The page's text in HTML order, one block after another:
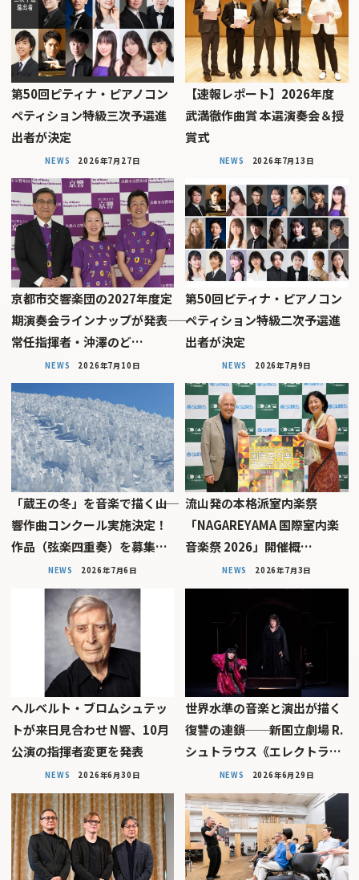
第50回ピティナ・ピアノコン
ペティション特級三次予選進
出者が決定
NEWS 2026年7月27日
【速報レポート】2026年度
武満徹作曲賞 本選演奏会＆授
賞式
NEWS 2026年7月13日
京都市交響楽団の2027年度定
期演奏会ラインナップが発表――
常任指揮者・沖澤のど…
NEWS 2026年7月10日
第50回ピティナ・ピアノコン
ペティション特級二次予選進
出者が決定
NEWS 2026年7月9日
「蔵王の冬」を音楽で描く――山
響作曲コンクール実施決定！
作品（弦楽四重奏）を募集…
NEWS 2026年7月6日
流山発の本格派室内楽祭
「NAGAREYAMA 国際室内楽
音楽祭 2026」開催概…
NEWS 2026年7月3日
ヘルベルト・ブロムシュテッ
トが来日見合わせ N響、10月
公演の指揮者変更を発表
NEWS 2026年6月30日
世界水準の音楽と演出が描く
復讐の連鎖──新国立劇場 R.
シュトラウス《エレクトラ…
NEWS 2026年6月29日